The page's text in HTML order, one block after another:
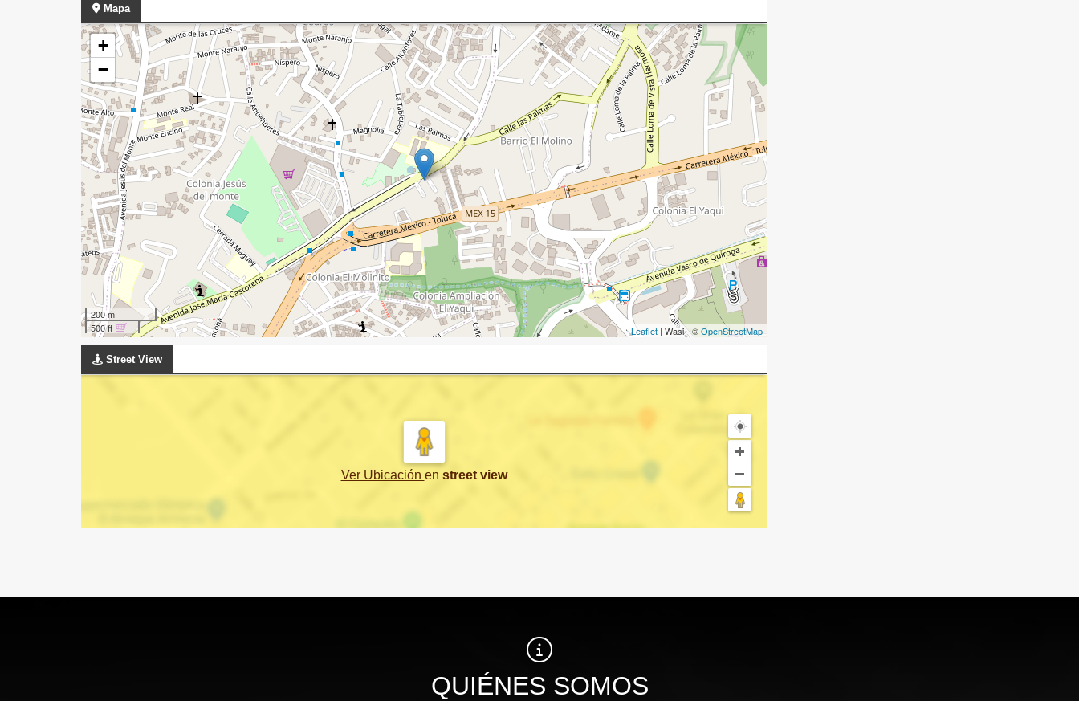
Mapa
+
−
200 m
500 ft
Leaflet | Wasi - ©OpenStreetMap
Street View
Ver Ubicación en street view
QUIÉNES SOMOS